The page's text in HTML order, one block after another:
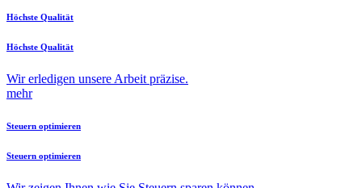
Höchste Qualität
Höchste Qualität
Wir erledigen unsere Arbeit präzise.
mehr
Steuern optimieren
Steuern optimieren